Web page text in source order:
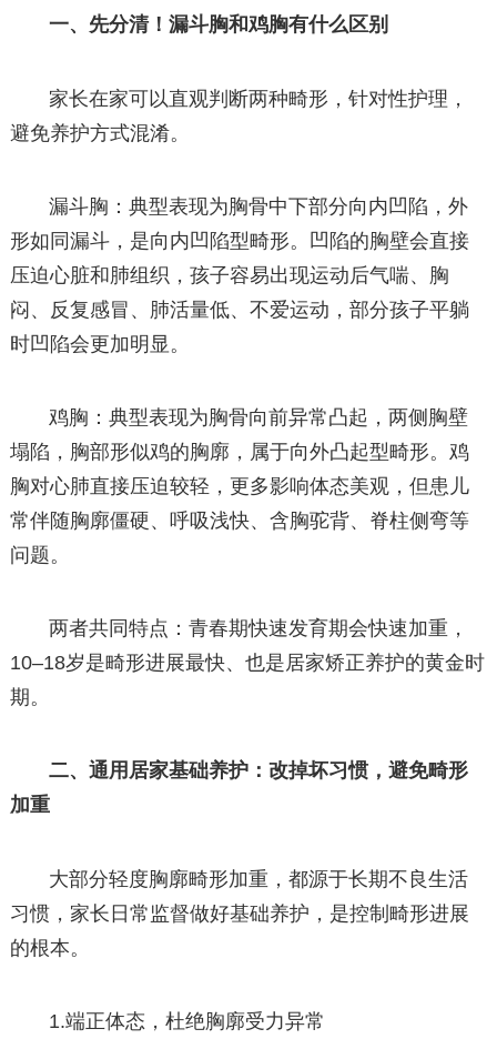
一、先分清！漏斗胸和鸡胸有什么区别
家长在家可以直观判断两种畸形，针对性护理，
避免养护方式混淆。
漏斗胸：典型表现为胸骨中下部分向内凹陷，外
形如同漏斗，是向内凹陷型畸形。凹陷的胸壁会直接
压迫心脏和肺组织，孩子容易出现运动后气喘、胸
闷、反复感冒、肺活量低、不爱运动，部分孩子平躺
时凹陷会更加明显。
鸡胸：典型表现为胸骨向前异常凸起，两侧胸壁
塌陷，胸部形似鸡的胸廓，属于向外凸起型畸形。鸡
胸对心肺直接压迫较轻，更多影响体态美观，但患儿
常伴随胸廓僵硬、呼吸浅快、含胸驼背、脊柱侧弯等
问题。
两者共同特点：青春期快速发育期会快速加重，
10–18岁是畸形进展最快、也是居家矫正养护的黄金时
期。
二、通用居家基础养护：改掉坏习惯，避免畸形
加重
大部分轻度胸廓畸形加重，都源于长期不良生活
习惯，家长日常监督做好基础养护，是控制畸形进展
的根本。
1.端正体态，杜绝胸廓受力异常